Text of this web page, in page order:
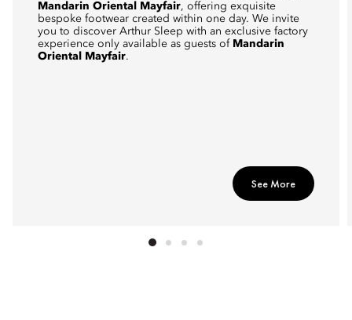
Mandarin Oriental Mayfair, offering exquisite
bespoke footwear created within one day. We invite
you to discover Arthur Sleep with an exclusive factory
experience only available as guests of Mandarin
Oriental Mayfair.
See More